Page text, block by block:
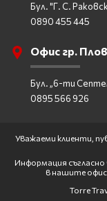
Бул. "Г. С.
0890 455 445
Офис гр.
Бул. „6-ти
0895 566 926
Уважаеми клиенти,
Информация
в нашите
Torre